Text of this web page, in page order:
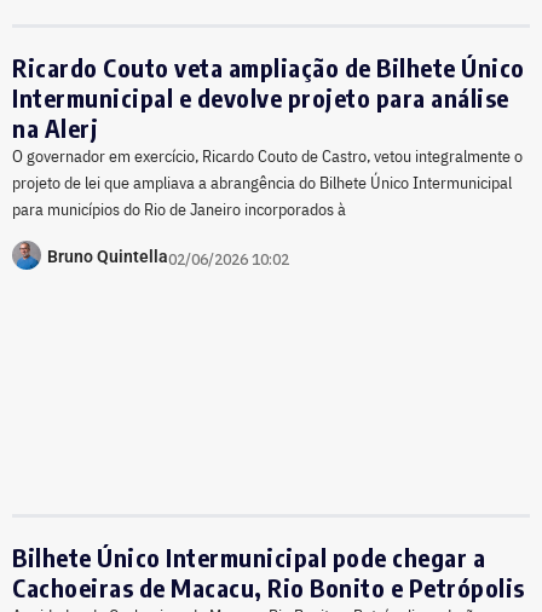
Ricardo Couto veta ampliação de Bilhete Único
Intermunicipal e devolve projeto para análise
na Alerj
O governador em exercício, Ricardo Couto de Castro, vetou integralmente o
projeto de lei que ampliava a abrangência do Bilhete Único Intermunicipal
para municípios do Rio de Janeiro incorporados à
Bruno Quintella02/06/2026 10:02
Bilhete Único Intermunicipal pode chegar a
Cachoeiras de Macacu, Rio Bonito e Petrópolis